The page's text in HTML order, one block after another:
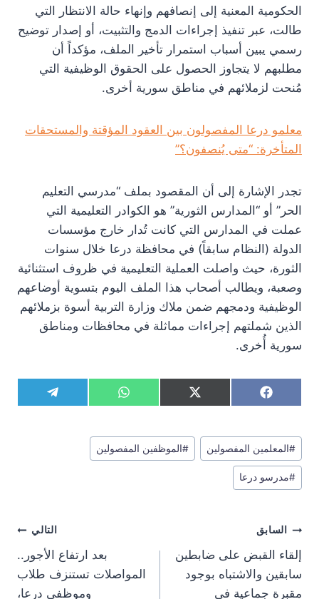
الحكومية المعنية إلى إنصافهم وإنهاء حالة الانتظار التي
طالت، عبر تنفيذ إجراءات الدمج والتثبيت، أو إصدار توضيح
رسمي يبين أسباب استمرار تأخير الملف، مؤكداً أن
مطلبهم لا يتجاوز الحصول على الحقوق الوظيفية التي
مُنحت لزملائهم في مناطق سورية أخرى.
معلمو درعا المفصولون بين العقود المؤقتة والمستحقات
المتأخرة: “متى يُنصفون؟”
تجدر الإشارة إلى أن المقصود بملف “مدرسي التعليم
الحر” أو “المدارس الثورية” هو الكوادر التعليمية التي
عملت في المدارس التي كانت تُدار خارج مؤسسات
الدولة (النظام سابقاً) في محافظة درعا خلال سنوات
الثورة، حيث واصلت العملية التعليمية في ظروف استثنائية
وصعبة، ويطالب أصحاب هذا الملف اليوم بتسوية أوضاعهم
الوظيفية ودمجهم ضمن ملاك وزارة التربية أسوة بزملائهم
الذين شملتهم إجراءات مماثلة في محافظات ومناطق
سورية أُخرى.
S
h
r
e
o
n
F
a
e
b
o
o
k
S
h
r
o
X
(
w
t
S
h
r
e
o
W
h
t
s
A
S
h
T
e
وسوم
المقال:
#المعلمين المفصولين #الموظفين المفصولين
#مدرسو درعا
تصفّح
المقالات
السابق
إلقاء القبض على ضابطين
سابقين والاشتباه بوجود
مقبرة جماعية في
التالي
بعد ارتفاع الأجور..
المواصلات تستنزف طلاب
وموظفي درعا،